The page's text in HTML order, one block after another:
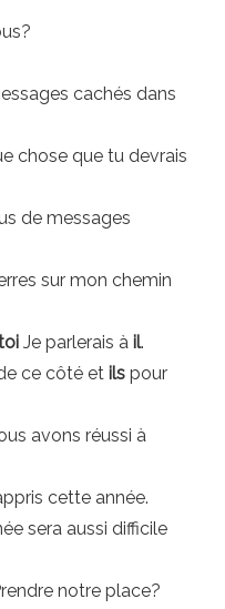
cachés dans
chose que tu devrais
de messages
sur mon chemin
Je parlerais à il.
ce côté et ils pour
avons réussi à
cette année.
sera aussi difficile
notre place?